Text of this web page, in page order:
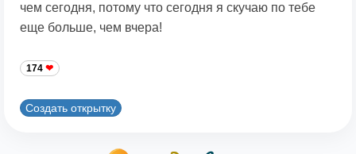
чем сегодня, потому что сегодня я скучаю по тебе
еще больше, чем вчера!
174
Создать открытку